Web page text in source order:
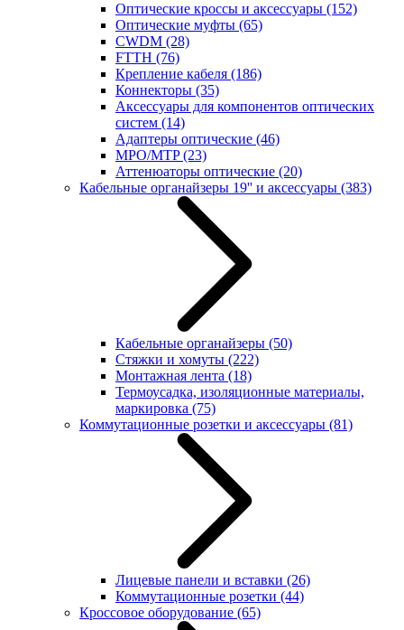
Оптические кроссы и аксессуары (152)
Оптические муфты (65)
CWDM (28)
FTTH (76)
Крепление кабеля (186)
Коннекторы (35)
Аксессуары для компонентов оптических
систем (14)
Адаптеры оптические (46)
MPO/MTP(23)
Аттенюаторы оптические (20)
Кабельные органайзеры 19'' и аксессуары (383)
Кабельные органайзеры (50)
Стяжки и хомуты (222)
Монтажная лента (18)
Термоусадка, изоляционные материалы,
маркировка (75)
Коммутационные розетки и аксессуары (81)
Лицевые панели и вставки (26)
Коммутационные розетки (44)
Кроссовое оборудование (65)